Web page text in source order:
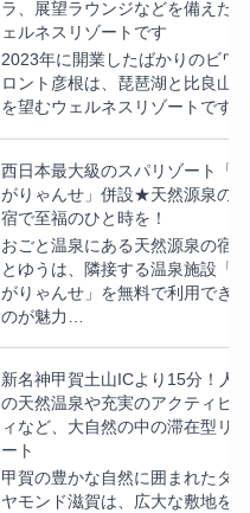
ラ、展望ラウンジなどを備えたウ
ェルネスリゾートです
2023年に開業したばかりのビワ
ロント彦根は、琵琶湖と比良山系
を望むウェルネスリゾートです
西日本最大級のスパリゾート「あ
がりゃんせ」併設★天然源泉のお
宿で至福のひと時を！
おごと温泉にある天然源泉の宿
とゆうは、隣接する温泉施設「あ
がりゃんせ」を無料で利用できる
のが魅力…
新名神甲賀土山ICより15分！人
の天然温泉や充実のアクティビテ
ィなど、大自然の中の滞在型リゾ
ート
甲賀の豊かな自然に囲まれたダイ
ヤモンド滋賀は、広大な敷地を活